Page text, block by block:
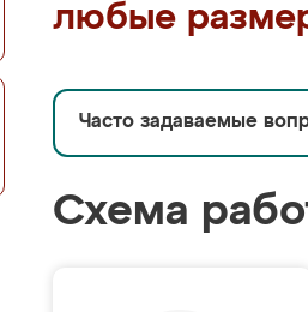
любые
Часто задаваемые
Схема